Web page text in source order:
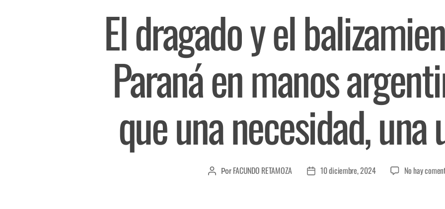
El dragado y el
Paraná en manos
que una necesidad, una
Por FACUNDO RETAMOZA 10 diciembre, 2024 No hay